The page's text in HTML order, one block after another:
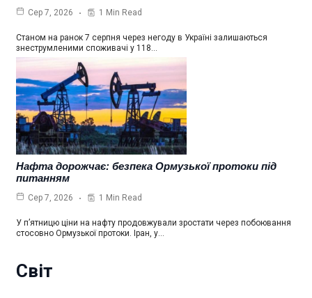
Сер 7, 2026 1 Min Read
Станом на ранок 7 серпня через негоду в Україні залишаються
знеструмленими споживачі у 118…
Нафта дорожчає: безпека Ормузької протоки під
питанням
Сер 7, 2026 1 Min Read
У п’ятницю ціни на нафту продовжували зростати через побоювання
стосовно Ормузької протоки. Іран, у…
Світ